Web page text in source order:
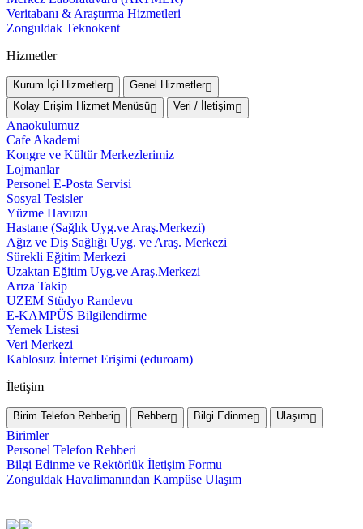
Veritabanı & Araştırma Hizmetleri
Zonguldak Teknokent
Hizmetler
Kurum İçi Hizmetler
Genel Hizmetler
Kolay Erişim Hizmet Menüsü
Veri / İletişim
Anaokulumuz
Cafe Akademi
Kongre ve Kültür Merkezlerimiz
Lojmanlar
Personel E-Posta Servisi
Sosyal Tesisler
Yüzme Havuzu
Hastane (Sağlık Uyg.ve Araş.Merkezi)
Ağız ve Diş Sağlığı Uyg. ve Araş. Merkezi
Sürekli Eğitim Merkezi
Uzaktan Eğitim Uyg.ve Araş.Merkezi
Arıza Takip
UZEM Stüdyo Randevu
E-KAMPÜS Bilgilendirme
Yemek Listesi
Veri Merkezi
Kablosuz İnternet Erişimi (eduroam)
İletişim
Birim Telefon Rehberi Rehber Bilgi Edinme Ulaşım
Birimler
Personel Telefon Rehberi
Bilgi Edinme ve Rektörlük İletişim Formu
Zonguldak Havalimanından Kampüse Ulaşım